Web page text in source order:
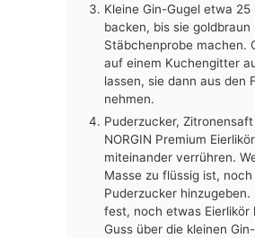
Kleine Gin-Gugel etwa 25
backen, bis sie goldbraun
Stäbchenprobe machen.
auf einem Kuchengitter
lassen, sie dann aus den
nehmen.
Puderzucker,
NORGIN Premium
miteinander verrühren.
Masse zu flüssig ist, noch
Puderzucker hinzugeben.
fest, noch etwas Eierlikör
Guss über die kleinen